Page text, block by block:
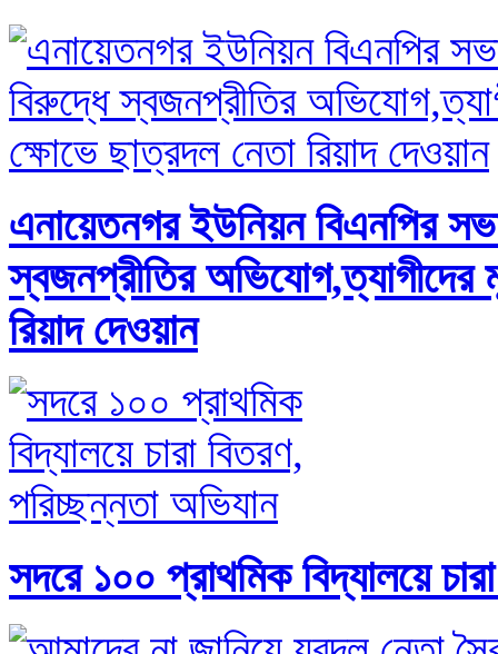
এনায়েতনগর ইউনিয়ন বিএনপির
স্বজনপ্রীতির অভিযোগ,ত্যাগীদের
রিয়াদ দেওয়ান
সদরে ১০০ প্রাথমিক বিদ্যালয়ে